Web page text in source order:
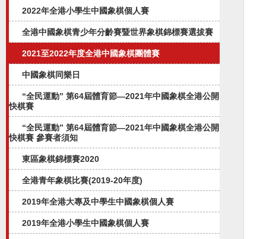
2022年全港小學生中國象棋個人賽
全港中國象棋青少年分齡賽暨世界象棋錦標賽選拔賽
2021至2022年度全港中國象棋團體賽
中國象棋同樂日
“全民運動” 第64屆體育節—2021年中國象棋全港公開
快棋賽
“全民運動” 第64屆體育節—2021年中國象棋全港公開
快棋賽 參賽者須知
東區象棋錦標賽2020
全港青年象棋比賽(2019-20年度)
2019年全港大專及中學生中國象棋個人賽
2019年全港小學生中國象棋個人賽